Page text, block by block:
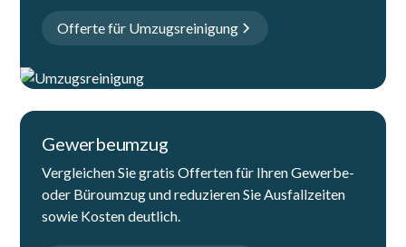
Offerte für Umzugsreinigung
Gewerbeumzug
Vergleichen Sie gratis Offerten für Ihren Gewerbe-
oder Büroumzug und reduzieren Sie Ausfallzeiten
sowie Kosten deutlich.